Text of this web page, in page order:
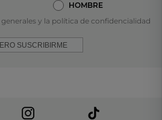
HOMBRE
y la política de confidencialidad
SUSCRIBIRME